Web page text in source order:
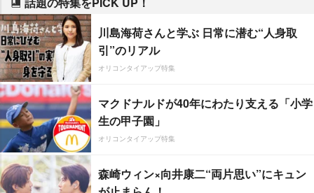
川島海荷さんと学ぶ 日常に潜む“人身取
引”のリアル
オリコンタイアップ特集
マクドナルドが40年にわたり支える「小学
生の甲子園」
オリコンタイアップ特集
森崎ウィン×向井康二“両片思い”にキュン